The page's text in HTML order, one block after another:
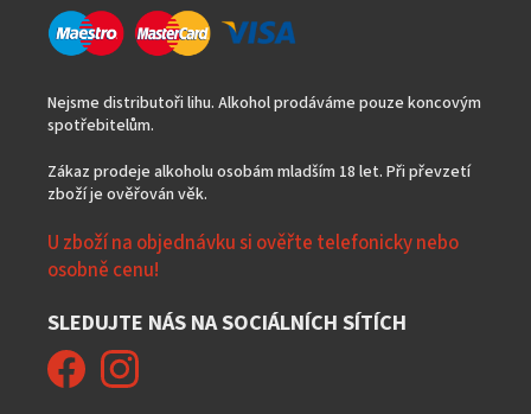
Nejsme distributoři lihu. Alkohol prodáváme pouze koncovým
spotřebitelům.
Zákaz prodeje alkoholu osobám mladším 18 let. Při převzetí
zboží je ověřován věk.
U zboží na objednávku si ověřte telefonicky nebo
osobně cenu!
SLEDUJTE NÁS NA SOCIÁLNÍCH SÍTÍCH